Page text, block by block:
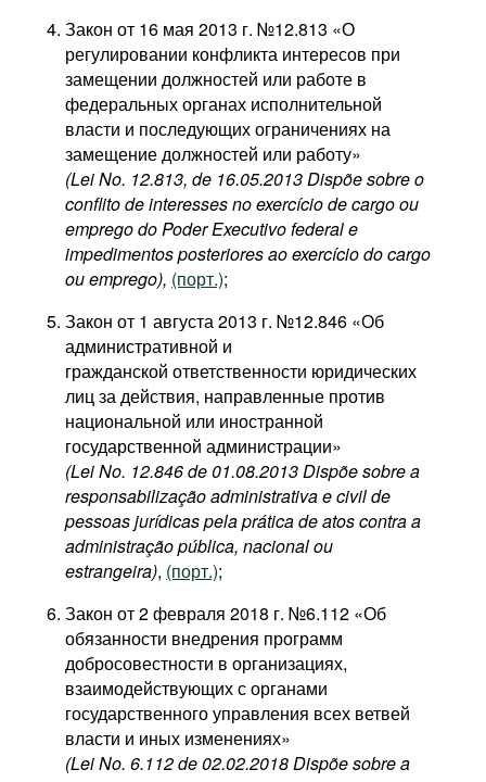
Закон от 16 мая 2013 г. №12.813 «О
регулировании конфликта интересов при
замещении должностей или работе в
федеральных органах исполнительной
власти и последующих ограничениях на
замещение должностей или работу»
(Lei No. 12.813, de 16.05.2013 Dispõe sobre o
conflito de interesses no exercício de cargo ou
emprego do Poder Executivo federal e
impedimentos posteriores ao exercício do cargo
ou emprego), (порт.);
Закон от 1 августа 2013 г. №12.846 «Об
административной и
гражданской ответственности юридических
лиц за действия, направленные против
национальной или иностранной
государственной администрации»
(Lei No. 12.846 de 01.08.2013 Dispõe sobre a
responsabilização administrativa e civil de
pessoas jurídicas pela prática de atos contra a
administração pública, nacional ou
estrangeira), (порт.);
Закон от 2 февраля 2018 г. №6.112 «Об
обязанности внедрения программ
добросовестности в организациях,
взаимодействующих с органами
государственного управления всех ветвей
власти и иных изменениях»
(Lei No. 6.112 de 02.02.2018 Dispõe sobre a